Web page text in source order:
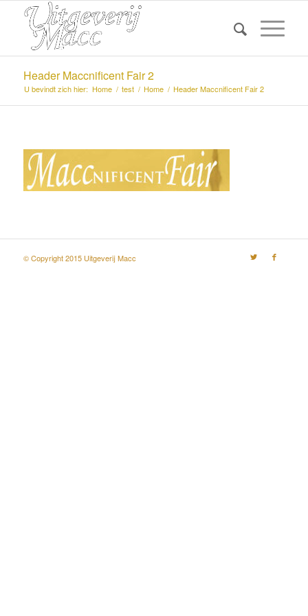
Header Maccnificent Fair 2
U bevindt zich hier: Home / test / Home / Header Maccnificent Fair 2
© Copyright 2015 Uitgeverij Macc